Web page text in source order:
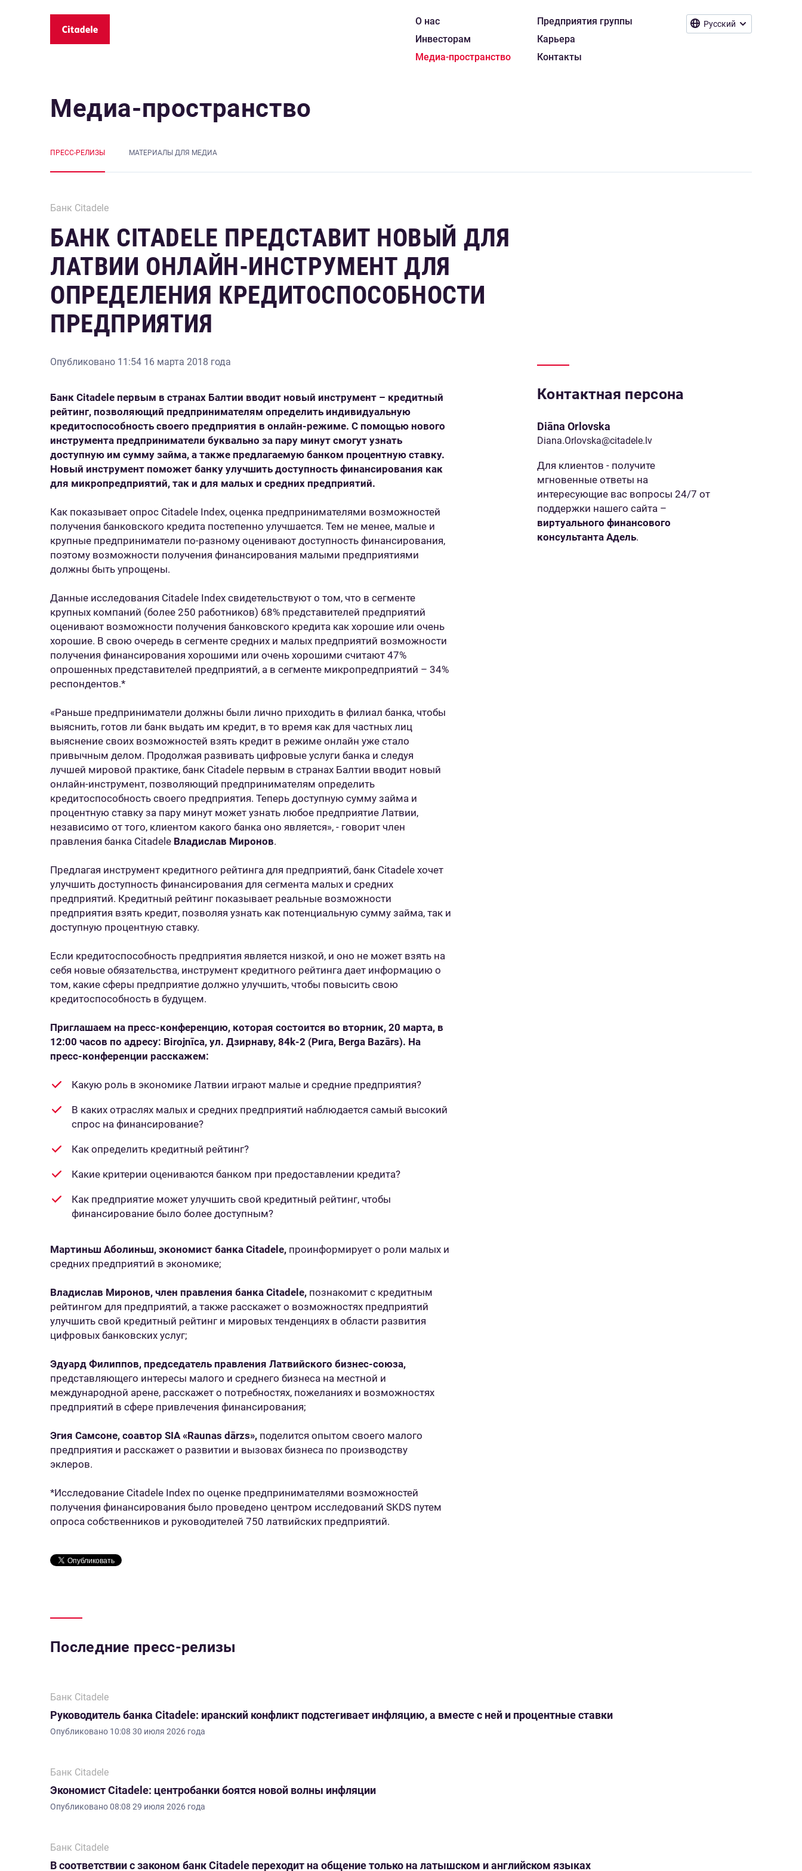
Русский
О нас
Инвесторам
Медиа-пространство
Предприятия группы
Карьера
Контакты
Медиа-пространство
ПРЕСС-РЕЛИЗЫ MАТЕРИАЛЫ ДЛЯ МЕДИА
Банк Citadele
БАНК CITADELE ПРЕДСТАВИТ НОВЫЙ ДЛЯ
ЛАТВИИ ОНЛАЙН-ИНСТРУМЕНТ ДЛЯ
ОПРЕДЕЛЕНИЯ КРЕДИТОСПОСОБНОСТИ
ПРЕДПРИЯТИЯ
Опубликовано 11:54 16 марта 2018 года
Банк Citadele первым в странах Балтии вводит новый инструмент – кредитный
рейтинг, позволяющий предпринимателям определить индивидуальную
кредитоспособность своего предприятия в онлайн-режиме. С помощью нового
инструмента предприниматели буквально за пару минут смогут узнать
доступную им сумму займа, а также предлагаемую банком процентную ставку.
Новый инструмент поможет банку улучшить доступность финансирования как
для микропредприятий, так и для малых и средних предприятий.
Как показывает опрос Citadele Index, оценка предпринимателями возможностей
получения банковского кредита постепенно улучшается. Тем не менее, малые и
крупные предприниматели по-разному оценивают доступность финансирования,
поэтому возможности получения финансирования малыми предприятиями
должны быть упрощены.
Данные исследования Citadele Index свидетельствуют о том, что в сегменте
крупных компаний (более 250 работников) 68% представителей предприятий
оценивают возможности получения банковского кредита как хорошие или очень
хорошие. В свою очередь в сегменте средних и малых предприятий возможности
получения финансирования хорошими или очень хорошими считают 47%
опрошенных представителей предприятий, а в сегменте микропредприятий – 34%
респондентов.*
«Раньше предприниматели должны были лично приходить в филиал банка, чтобы
выяснить, готов ли банк выдать им кредит, в то время как для частных лиц
выяснение своих возможностей взять кредит в режиме онлайн уже стало
привычным делом. Продолжая развивать цифровые услуги банка и следуя
лучшей мировой практике, банк Citadele первым в странах Балтии вводит новый
онлайн-инструмент, позволяющий предпринимателям определить
кредитоспособность своего предприятия. Теперь доступную сумму займа и
процентную ставку за пару минут может узнать любое предприятие Латвии,
независимо от того, клиентом какого банка оно является», - говорит член
правления банка Citadele Владислав Миронов.
Предлагая инструмент кредитного рейтинга для предприятий, банк Citadele хочет
улучшить доступность финансирования для сегмента малых и средних
предприятий. Кредитный рейтинг показывает реальные возможности
предприятия взять кредит, позволяя узнать как потенциальную сумму займа, так и
доступную процентную ставку.
Если кредитоспособность предприятия является низкой, и оно не может взять на
себя новые обязательства, инструмент кредитного рейтинга дает информацию о
том, какие сферы предприятие должно улучшить, чтобы повысить свою
кредитоспособность в будущем.
Приглашаем на пресс-конференцию, которая состоится во вторник, 20 марта, в
12:00 часов по адресу: Birojnīca, ул. Дзирнаву, 84k-2 (Рига, Berga Bazārs). На
пресс-конференции расскажем:
Какую роль в экономике Латвии играют малые и средние предприятия?
В каких отраслях малых и средних предприятий наблюдается самый высокий
спрос на финансирование?
Как определить кредитный рейтинг?
Какие критерии оцениваются банком при предоставлении кредита?
Как предприятие может улучшить свой кредитный рейтинг, чтобы
финансирование было более доступным?
Мартиньш Аболиньш, экономист банка Citadele, проинформирует о роли малых и
средних предприятий в экономике;
Владислав Миронов, член правления банка Citadele, познакомит с кредитным
рейтингом для предприятий, а также расскажет о возможностях предприятий
улучшить свой кредитный рейтинг и мировых тенденциях в области развития
цифровых банковских услуг;
Эдуард Филиппов, председатель правления Латвийского бизнес-союза,
представляющего интересы малого и среднего бизнеса на местной и
международной арене, расскажет о потребностях, пожеланиях и возможностях
предприятий в сфере привлечения финансирования;
Эгия Самсоне, соавтор SIA «Raunas dārzs», поделится опытом своего малого
предприятия и расскажет о развитии и вызовах бизнеса по производству
эклеров.
*Исследование Citadele Index по оценке предпринимателями возможностей
получения финансирования было проведено центром исследований SKDS путем
опроса собственников и руководителей 750 латвийских предприятий.
Контактная персона
Diāna Orlovska
Diana.Orlovska@citadele.lv
Для клиентов - получите
мгновенные ответы на
интересующие вас вопросы 24/7 от
поддержки нашего сайта –
виртуального финансового
консультанта Адель.
Последние пресс-релизы
Банк Citadele
Руководитель банка Citadele: иранский конфликт подстегивает инфляцию, а вместе с ней и процентные ставки
Опубликовано 10:08 30 июля 2026 года
Банк Citadele
Экономист Citadele: центробанки боятся новой волны инфляции
Опубликовано08:08 29 июля 2026 года
Банк Citadele
В соответствии с законом банк Citadele переходит на общение только на латышском и английском языках